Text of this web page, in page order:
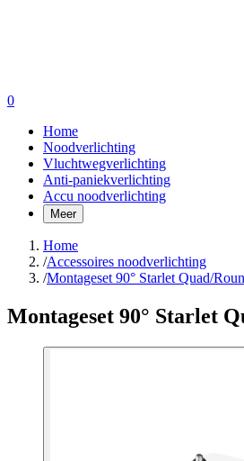
0
Home
Noodverlichting
Vluchtwegverlichting
Anti-paniekverlichting
Accu noodverlichting
Meer
Home
/Accessoires noodverlichting
/Montageset 90° Starlet Quad/
Montageset 90° Starlet